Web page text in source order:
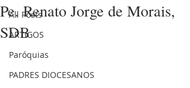
All Posts
ARTIGOS
Paróquias
PADRES DIOCESANOS
Pe. Renato Jorge de Morais,
SDB